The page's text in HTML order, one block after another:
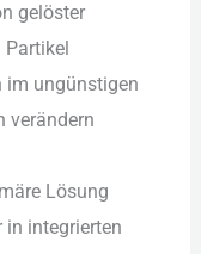
gelöster
i‬m ungünstigen
verändern
Lösung
i‬n integrierten